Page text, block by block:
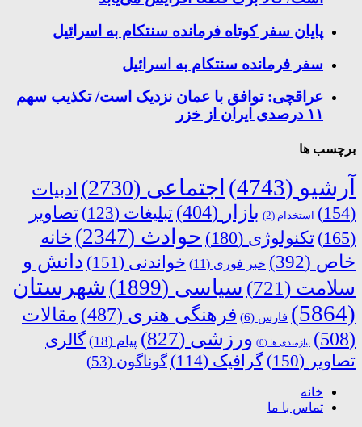
پایان سفر کوتاه فرمانده سنتکام به اسرائیل
سفر فرمانده سنتکام به اسرائیل
عراقچی: توافق با عمان نزدیک است/ تکذیب سهم
۱۱ درصدی ایران از خزر
برچسب ها
آرشیو (4743) اجتماعی (2730)
ادبیات
(154)
استخدام (2) بازار (404) تبلیغات (123)
تصاویر
(165)
تکنولوژی (180) حوادث (2347)
خانه
خاص (392) خبر فوری (11) خواندنی (151)
دانش و
سلامت (721) سیاسی (1899)
شهرستان
(5864)
فارس (6) فرهنگی هنری (487)
مقالات
(508)
نیازمندی ها (0) ورزشی (827) پیام (18)
گالری
تصاویر (150) گرافیک (114) گوناگون (53)
خانه
تماس با ما